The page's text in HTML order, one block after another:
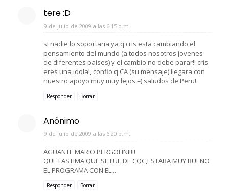
tere :D
9 de julio de 2009 a las 6:15 p.m.
si nadie lo soportaria ya q cris esta cambiando el
pensamiento del mundo (a todos nosotros jovenes
de diferentes paises) y el cambio no debe parar!! cris
eres una idola!, confio q CA (su mensaje) llegara con
nuestro apoyo muy muy lejos =) saludos de Peru!.
Responder Borrar
Anónimo
9 de julio de 2009 a las 6:20 p.m.
AGUANTE MARIO PERGOLINI!!!!
QUE LASTIMA QUE SE FUE DE CQC,ESTABA MUY BUENO
EL PROGRAMA CON EL...
Responder Borrar